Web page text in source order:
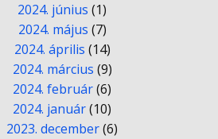
2024. június (1)
2024. május (7)
2024. április (14)
2024. március (9)
2024. február(6)
2024. január(10)
2023. december(6)